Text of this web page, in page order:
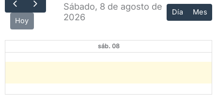
Hoy
Sábado, 8 de agosto de
2026
Día Mes
sáb. 08